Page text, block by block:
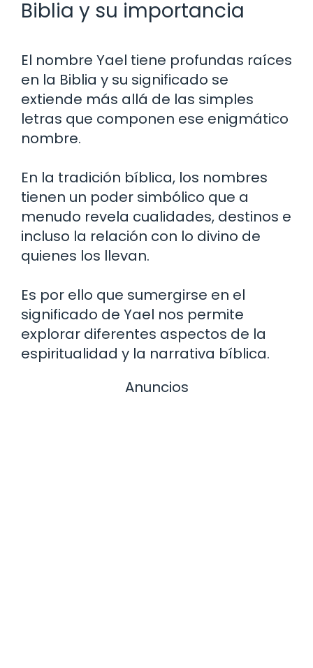
Biblia y su importancia
El nombre Yael tiene profundas raíces
en la Biblia y su significado se
extiende más allá de las simples
letras que componen ese enigmático
nombre.
En la tradición bíblica, los nombres
tienen un poder simbólico que a
menudo revela cualidades, destinos e
incluso la relación con lo divino de
quienes los llevan.
Es por ello que sumergirse en el
significado de Yael nos permite
explorar diferentes aspectos de la
espiritualidad y la narrativa bíblica.
Anuncios